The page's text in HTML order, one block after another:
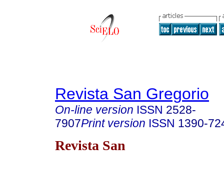
Revista San Gregorio
On-line version ISSN 2528-
7907Print version ISSN 1390-
Revista San